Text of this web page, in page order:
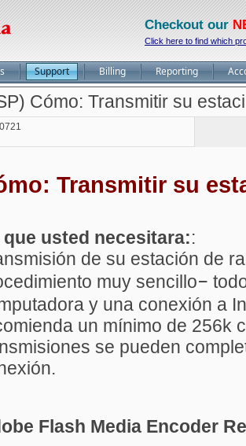
Checkout our
Click here to find which
Support Billing Reporting
Cómo: Transmitir su
Transmitir su
que usted necesitara::
de su estación de
muy sencillo–
y una conexión a
un mínimo de 256k
se pueden
Flash Media Encoder